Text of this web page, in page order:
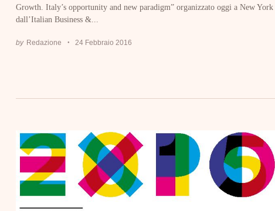
Growth. Italy’s opportunity and new paradigm” organizzato oggi a New York
dall’Italian Business &...
by Redazione 24 Febbraio 2016